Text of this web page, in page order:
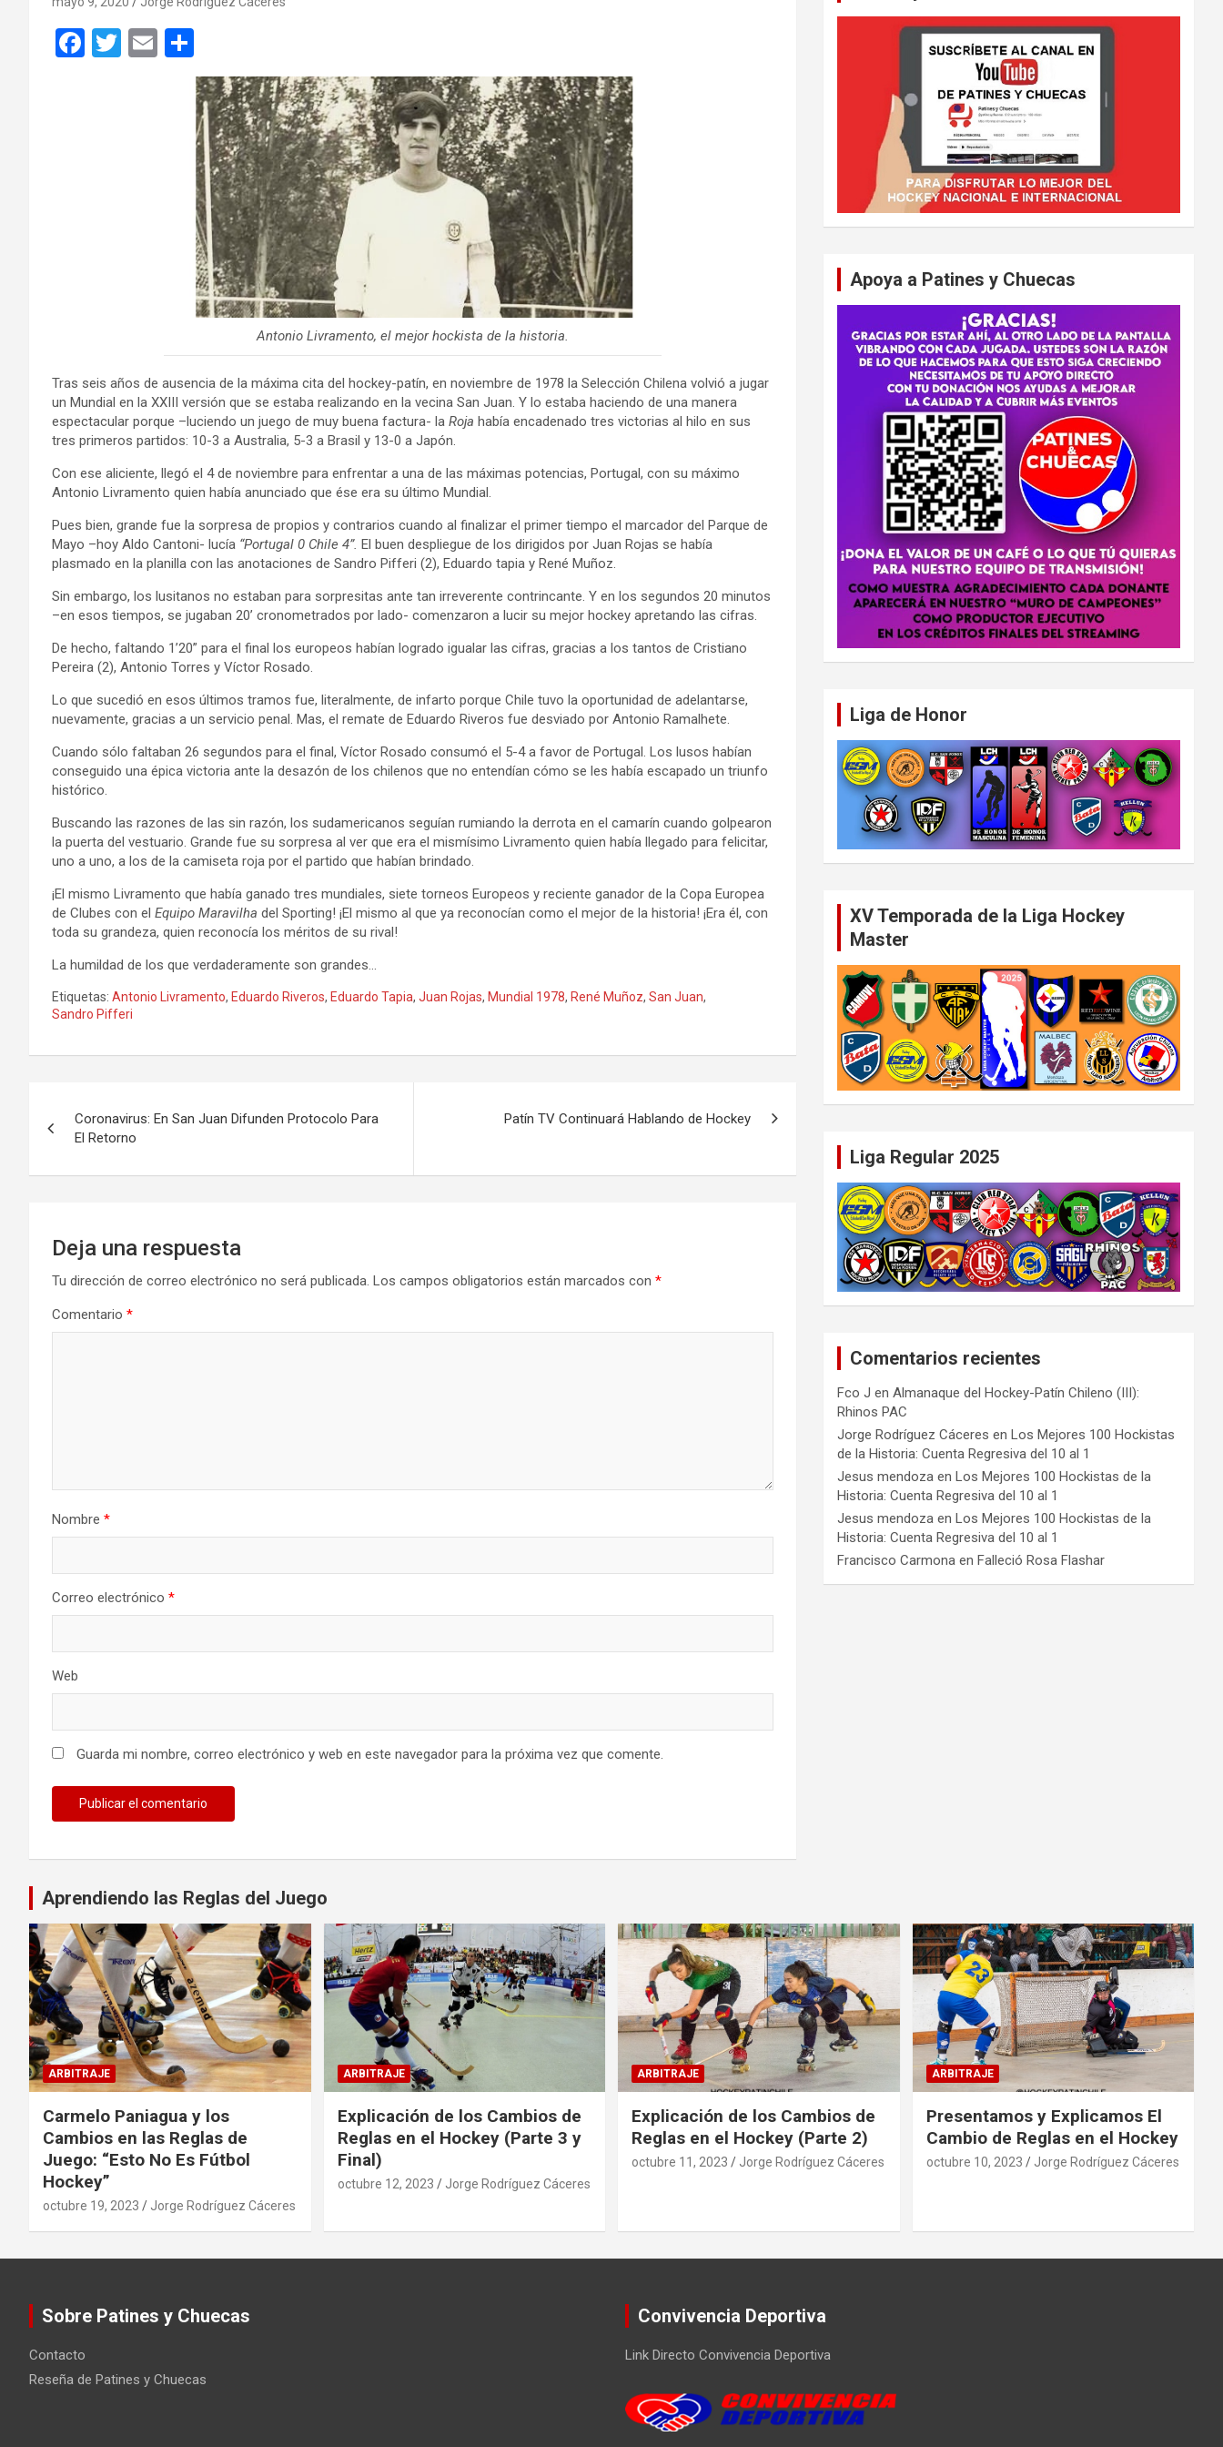
F
T
E
o
m
p
ar
tir
Antonio Livramento, el mejor hockista de la historia.
Tras seis años de ausencia de la máxima cita del hockey-patín, en noviembre de 1978 la Selección Chilena volvió a jugar
un Mundial en la XXIII versión que se estaba realizando en la vecina San Juan. Y lo estaba haciendo de una manera
espectacular porque –luciendo un juego de muy buena factura- la Roja había encadenado tres victorias al hilo en sus
tres primeros partidos: 10-3 a Australia, 5-3 a Brasil y 13-0 a Japón.
Con ese aliciente, llegó el 4 de noviembre para enfrentar a una de las máximas potencias, Portugal, con su máximo
Antonio Livramento quien había anunciado que ése era su último Mundial.
Pues bien, grande fue la sorpresa de propios y contrarios cuando al finalizar el primer tiempo el marcador del Parque de
Mayo –hoy Aldo Cantoni- lucía “Portugal 0 Chile 4”. El buen despliegue de los dirigidos por Juan Rojas se había
plasmado en la planilla con las anotaciones de Sandro Pifferi (2), Eduardo tapia y René Muñoz.
Sin embargo, los lusitanos no estaban para sorpresitas ante tan irreverente contrincante. Y en los segundos 20 minutos
–en esos tiempos, se jugaban 20’ cronometrados por lado- comenzaron a lucir su mejor hockey apretando las cifras.
De hecho, faltando 1’20” para el final los europeos habían logrado igualar las cifras, gracias a los tantos de Cristiano
Pereira (2), Antonio Torres y Víctor Rosado.
Lo que sucedió en esos últimos tramos fue, literalmente, de infarto porque Chile tuvo la oportunidad de adelantarse,
nuevamente, gracias a un servicio penal. Mas, el remate de Eduardo Riveros fue desviado por Antonio Ramalhete.
Cuando sólo faltaban 26 segundos para el final, Víctor Rosado consumó el 5-4 a favor de Portugal. Los lusos habían
conseguido una épica victoria ante la desazón de los chilenos que no entendían cómo se les había escapado un triunfo
histórico.
Buscando las razones de las sin razón, los sudamericanos seguían rumiando la derrota en el camarín cuando golpearon
la puerta del vestuario. Grande fue su sorpresa al ver que era el mismísimo Livramento quien había llegado para felicitar,
uno a uno, a los de la camiseta roja por el partido que habían brindado.
¡El mismo Livramento que había ganado tres mundiales, siete torneos Europeos y reciente ganador de la Copa Europea
de Clubes con el Equipo Maravilha del Sporting! ¡El mismo al que ya reconocían como el mejor de la historia! ¡Era él, con
toda su grandeza, quien reconocía los méritos de su rival!
La humildad de los que verdaderamente son grandes…
Etiquetas: Antonio Livramento, Eduardo Riveros, Eduardo Tapia, Juan Rojas, Mundial 1978, René Muñoz, San Juan,
Sandro Pifferi
de
entradas
Coronavirus: En San Juan Difunden Protocolo Para
El Retorno
Patín TV Continuará Hablando de Hockey
Deja una respuesta
Tu dirección de correo electrónico no será publicada. Los campos obligatorios están marcados con *
Comentario *
Nombre *
Correo electrónico *
Web
Guarda mi nombre, correo electrónico y web en este navegador para la próxima vez que comente.
Apoya a Patines y Chuecas
Liga de Honor
XV Temporada de la Liga Hockey
Master
Liga Regular 2025
Comentarios recientes
Fco J enAlmanaque del Hockey-Patín Chileno (III):
Rhinos PAC
Jorge Rodríguez Cáceres enLos Mejores 100 Hockistas
de la Historia: Cuenta Regresiva del 10 al 1
Jesus mendoza enLos Mejores 100 Hockistas de la
Historia: Cuenta Regresiva del 10 al 1
Jesus mendoza enLos Mejores 100 Hockistas de la
Historia: Cuenta Regresiva del 10 al 1
Francisco Carmona enFalleció Rosa Flashar
Aprendiendo las Reglas del Juego
ARBITRAJE
Carmelo Paniagua y los
Cambios en las Reglas de
Juego: “Esto No Es Fútbol
Hockey”
octubre 19, 2023 Jorge Rodríguez Cáceres
ARBITRAJE
Explicación de los Cambios de
Reglas en el Hockey (Parte 3 y
Final)
octubre 12, 2023 Jorge Rodríguez Cáceres
ARBITRAJE
Explicación de los Cambios de
Reglas en el Hockey (Parte 2)
octubre 11, 2023 Jorge Rodríguez Cáceres
ARBITRAJE
Presentamos y Explicamos El
Cambio de Reglas en el Hockey
octubre 10, 2023 Jorge Rodríguez Cáceres
Sobre Patines y Chuecas
Contacto
Reseña de Patines y Chuecas
Convivencia Deportiva
Link Directo Convivencia Deportiva